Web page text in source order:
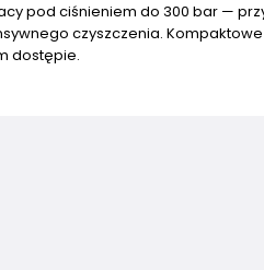
pod ciśnieniem do 300 bar —
czyszczenia.
dostępie.